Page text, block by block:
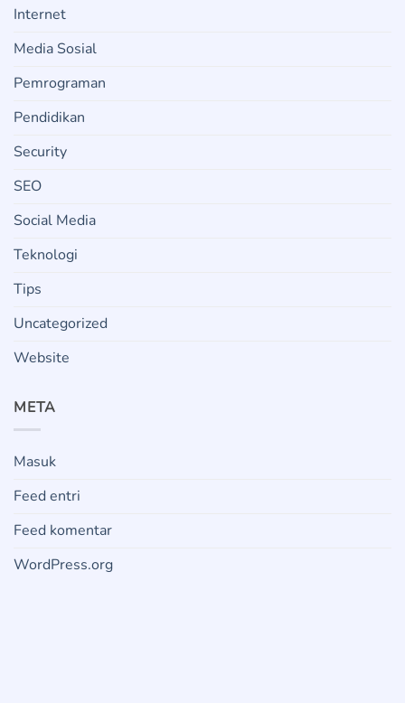
Internet
Media Sosial
Pemrograman
Pendidikan
Security
SEO
Social Media
Teknologi
Tips
Uncategorized
Website
META
Masuk
Feed entri
Feed komentar
WordPress.org